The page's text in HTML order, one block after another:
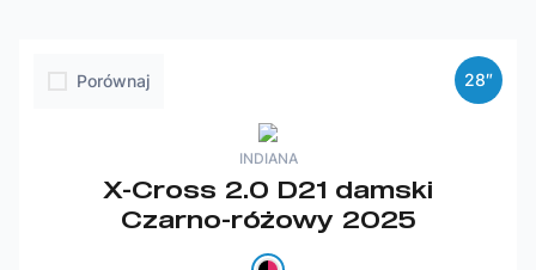
Porównaj
INDIANA
X-Cross 2.0 D21 damski
Czarno-różowy 2025
28″